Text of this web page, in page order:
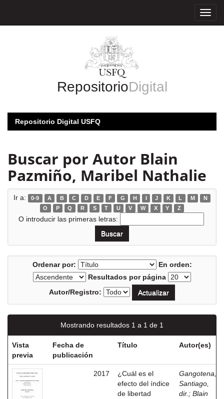
RepositorioDigital
Repositorio Digital USFQ
Buscar por Autor Blain
Pazmiño, Maribel Nathalie
Ir a: 0-9 A B C D E F G H I J K L M
N
O
P Q R S T U V W X Y Z
O introducir las primeras letras:
Ordenar por:
En orden:
Resultados por página
Autor/Registro:
Mostrando resultados 1 a 1 de 1
Vista
previa
Fecha de
publicación
Título Autor(es)
2017
¿Cuál es el
efecto del índice
de libertad
Gangotena,
Santiago,
dir. ; Blain